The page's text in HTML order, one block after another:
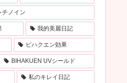
チノイン
我的美麗日記
ビハクエン効果
BIHAKUEN UVシールド
私のキレイ日記